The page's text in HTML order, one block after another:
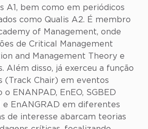
A1, bem como em periódicos
como Qualis A2. É membro
of Management, onde
de Critical Management
and Management Theory e
Além disso, já exerceu a função
(Track Chair) em eventos
ENANPAD, EnEO, SGBED
EnANGRAD em diferentes
de interesse abarcam teorias